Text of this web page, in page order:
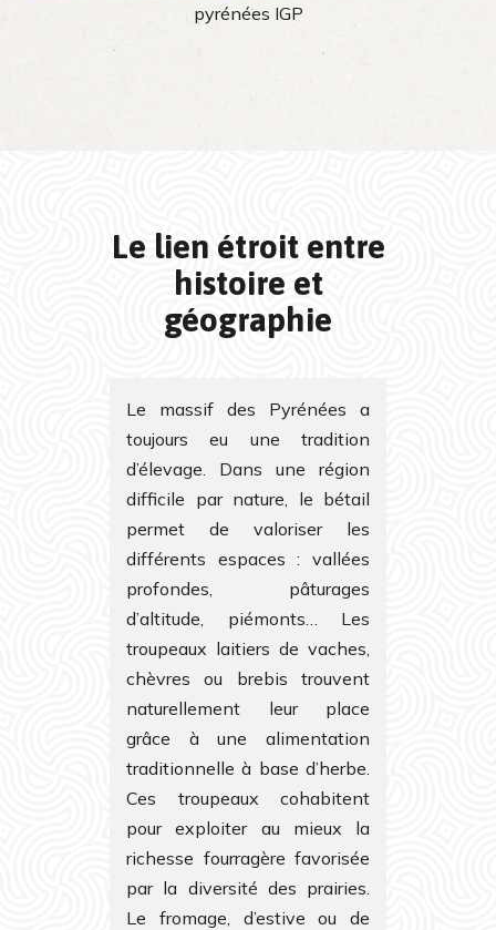
pyrénées IGP
Le lien étroit entre
histoire et
géographie
Le massif des Pyrénées a
toujours eu une tradition
d’élevage. Dans une région
difficile par nature, le bétail
permet de valoriser les
différents espaces : vallées
profondes, pâturages
d’altitude, piémonts… Les
troupeaux laitiers de vaches,
chèvres ou brebis trouvent
naturellement leur place
grâce à une alimentation
traditionnelle à base d’herbe.
Ces troupeaux cohabitent
pour exploiter au mieux la
richesse fourragère favorisée
par la diversité des prairies.
Le fromage, d’estive ou de